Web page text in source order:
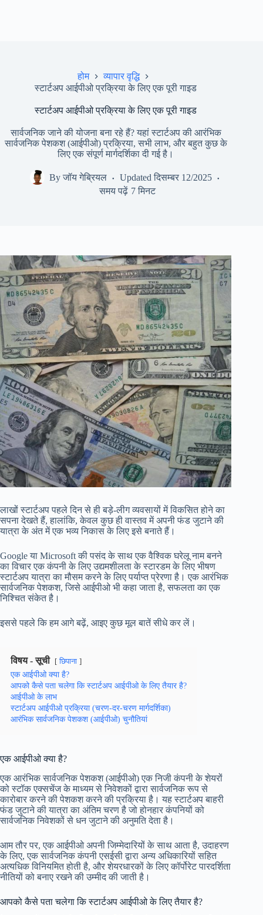
होम
व्यापार वृद्धि
स्टार्टअप आईपीओ प्रक्रिया के लिए एक पूरी गाइड
स्टार्टअप आईपीओ प्रक्रिया के लिए एक पूरी गाइड
सार्वजनिक जाने की योजना बना रहे हैं? यहां स्टार्टअप की आरंभिक
सार्वजनिक पेशकश (आईपीओ) प्रक्रिया, सभी लाभ, और बहुत कुछ के
लिए एक संपूर्ण मार्गदर्शिका दी गई है।
By जॉय गेब्रियल Updated दिसम्बर 12/2025
समय पढ़ें 7 मिनट
लाखों स्टार्टअप पहले दिन से ही बड़े-लीग व्यवसायों में विकसित होने का
सपना देखते हैं, हालांकि, केवल कुछ ही वास्तव में अपनी फंड जुटाने की
यात्रा के अंत में एक भव्य निकास के लिए इसे बनाते हैं।
Google या Microsoft की पसंद के साथ एक वैश्विक घरेलू नाम बनने
का विचार एक कंपनी के लिए उद्यमशीलता के स्टारडम के लिए भीषण
स्टार्टअप यात्रा का मौसम करने के लिए पर्याप्त प्रेरणा है। एक आरंभिक
सार्वजनिक पेशकश, जिसे आईपीओ भी कहा जाता है, सफलता का एक
निश्चित संकेत है।
इससे पहले कि हम आगे बढ़ें, आइए कुछ मूल बातें सीधे कर लें।
विषय - सूची छिपाना
एक आईपीओ क्या है?
आपको कैसे पता चलेगा कि स्टार्टअप आईपीओ के लिए तैयार है?
आईपीओ के लाभ
स्टार्टअप आईपीओ प्रक्रिया (चरण-दर-चरण मार्गदर्शिका)
आरंभिक सार्वजनिक पेशकश (आईपीओ) चुनौतियां
एक आईपीओ क्या है?
एक आरंभिक सार्वजनिक पेशकश (आईपीओ) एक निजी कंपनी के शेयरों
को स्टॉक एक्सचेंज के माध्यम से निवेशकों द्वारा सार्वजनिक रूप से
कारोबार करने की पेशकश करने की प्रक्रिया है। यह स्टार्टअप बाहरी
फंड जुटाने की यात्रा का अंतिम चरण है जो होनहार कंपनियों को
सार्वजनिक निवेशकों से धन जुटाने की अनुमति देता है।
आम तौर पर, एक आईपीओ अपनी जिम्मेदारियों के साथ आता है, उदाहरण
के लिए, एक सार्वजनिक कंपनी एसईसी द्वारा अन्य अधिकारियों सहित
अत्यधिक विनियमित होती है, और शेयरधारकों के लिए कॉर्पोरेट पारदर्शिता
नीतियों को बनाए रखने की उम्मीद की जाती है।
आपको कैसे पता चलेगा कि स्टार्टअप आईपीओ के लिए तैयार है?